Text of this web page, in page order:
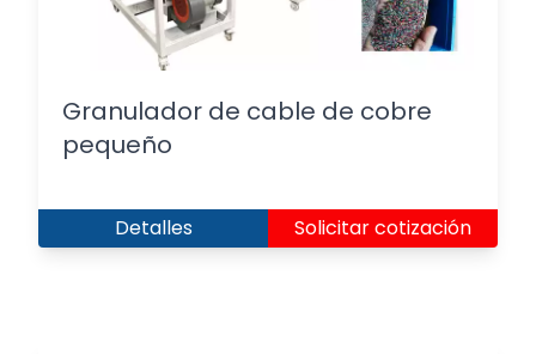
Granulador de cable de cobre
pequeño
Detalles Solicitar cotización